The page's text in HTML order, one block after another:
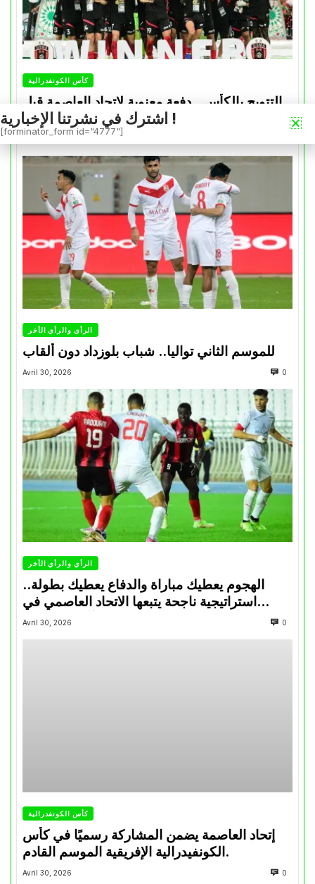
كأس الكونفدرالية
التتويج بالكأس.. دفعة معنوية لإتحاد العاصمة قبل
موقعة الزمالك في نهائي الكونفدرالية
الرأي والرأي الأخر
للموسم الثاني تواليا.. شباب بلوزداد دون ألقاب
Avril 30, 2026 0
الرأي والرأي الأخر
الهجوم يعطيك مباراة والدفاع يعطيك بطولة..
استراتيجية ناجحة يتبعها الاتحاد العاصمي في
تتويجاته آخر السنوات
Avril 30, 2026 0
كأس الكونفدرالية
إتحاد العاصمة يضمن المشاركة رسميًا في كأس
الكونفيدرالية الإفريقية الموسم القادم.
Avril 30, 2026 0
اشترك في نشرتنا الإخبارية !
[forminator_form id="4777"]